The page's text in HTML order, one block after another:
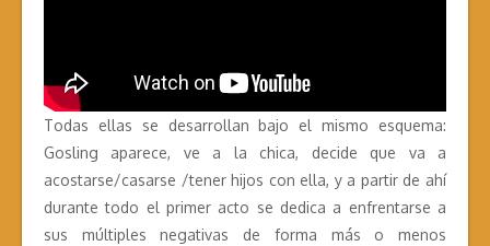
Todas ellas se desarrollan bajo el mismo esquema:
Gosling aparece, ve a la chica, decide que va a
acostarse/casarse /tener hijos con ella, y a partir de ahí
durante todo el primer acto se dedica a enfrentarse a
sus múltiples negativas de forma más o menos